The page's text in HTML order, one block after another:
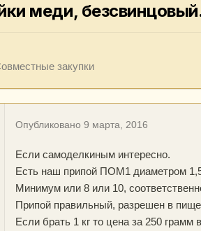
меди,
закупки
Опубликовано 9 марта, 2016
Если самоделкиным интересно.
Есть наш припой ПОМ1 диаметром
Минимум или 8 или 10,
Припой правильный, разрешен в
Если брать 1 кг то цена за 250